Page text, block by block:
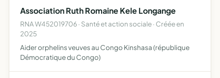
Association Ruth Romaine Kele Longange
RNA W452019706 · Santé et action sociale · Créée en
2025
Aider orphelins veuves au Congo Kinshasa (république
Démocratique du Congo)